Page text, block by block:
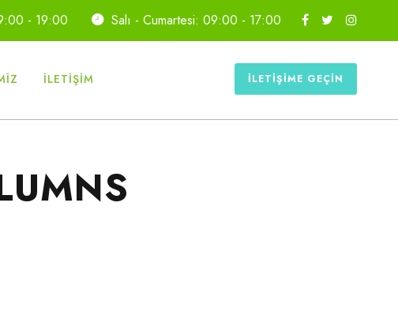
- 19:00 Salı - Cumartesi: 09:00 - 17:00
İLETIŞIM İLETIŞIME GEÇIN